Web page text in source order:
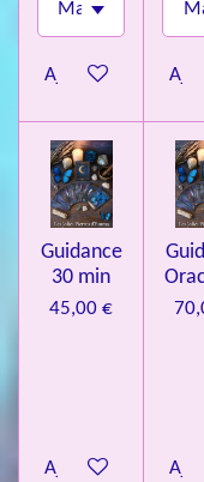
Ajouter au panier
Guidance
30 min
45,00 €
Ajouter au panier